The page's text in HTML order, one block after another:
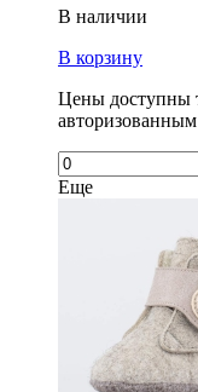
В наличии
В корзину
Цены доступны
Еще